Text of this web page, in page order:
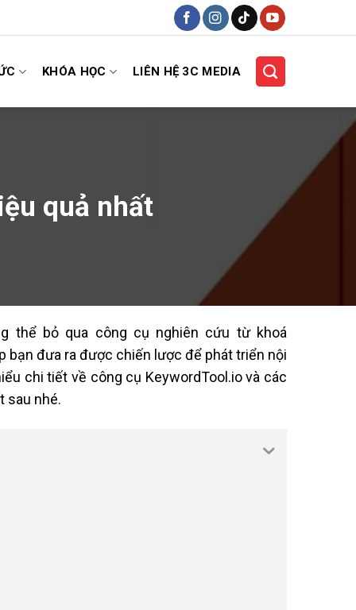
KHÓA HỌC LIÊN HỆ 3C MEDIA
quả nhất
thể bỏ qua công cụ nghiên cứu từ khoá
bạn đưa ra được chiến lược để phát triển nội
chi tiết về công cụ KeywordTool.io và các
sau nhé.